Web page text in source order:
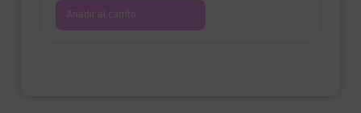
Añadir al carrito